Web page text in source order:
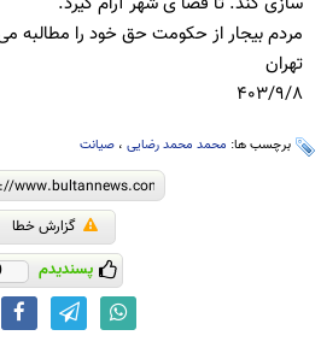
مردم بیجار از حکومت حق خود را مطالبه
تهران
۴۰۳/۹/۸
برچسب ها: محمد محمد رضایی ، صیانت
گزارش خطا
پسندیدم